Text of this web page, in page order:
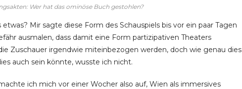
Wer hat das ominöse Buch gestohlen?
Mir sagte diese Form des Schauspiels bis vor ein paar Tagen
ausmalen, dass damit eine Form partizipativen Theaters
Zuschauer irgendwie miteinbezogen werden, doch wie genau dies
auch sein könnte, wusste ich nicht.
ich mich vor einer Wocher also auf, Wien als immersives